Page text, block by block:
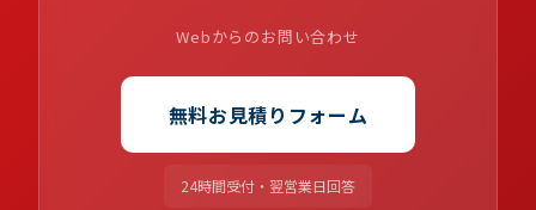
Webからのお問い合わせ
無料お見積りフォーム
24時間受付・翌営業日回答